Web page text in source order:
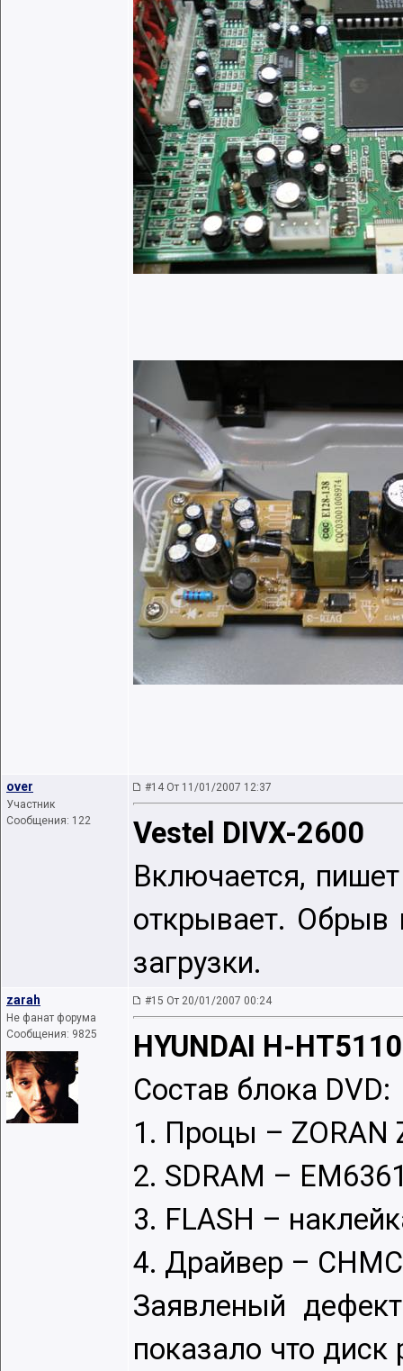
over
Участник
Сообщения: 122
#14 От 11/01/2007 12:37
Vestel DIVX-2600
Включается,
открывает. Обрыв
загрузки.
zarah
Не фанат форума
Сообщения: 9825
#15 От 20/01/2007 00:24
HYUNDAI H-HT5110
Состав блока DVD:
1. Процы – ZORAN
2. SDRAM –
3. FLASH –
4. Драйвер –
Заявленый
показало что